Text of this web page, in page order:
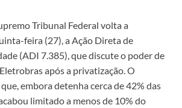
Tribunal Federal volta a
feira (27), a Ação Direta de
(ADI 7.385), que discute o poder de
após a privatização. O
embora detenha cerca de 42% das
limitado a menos de 10% do